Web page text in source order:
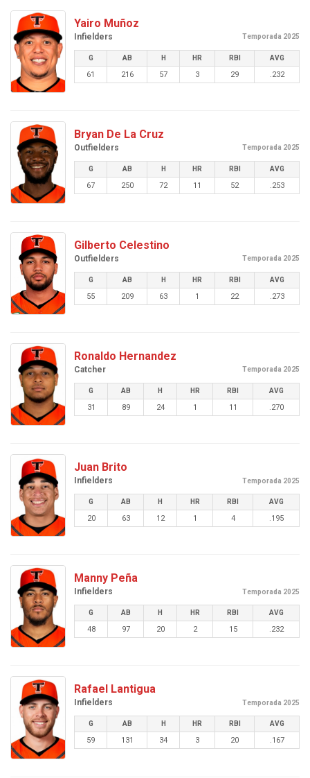
Yairo Muñoz
Infielders Temporada 2025
G AB H HR RBI AVG
61 216 57 3 29 .232
Bryan De La Cruz
Outfielders Temporada 2025
G AB H HR RBI AVG
67 250 72 11 52 .253
Gilberto Celestino
Outfielders Temporada 2025
G AB H HR RBI AVG
55 209 63 1 22 .273
Ronaldo Hernandez
Catcher Temporada 2025
G AB H HR RBI AVG
31 89 24 1 11 .270
Juan Brito
Infielders Temporada 2025
G AB H HR RBI AVG
20 63 12 1 4 .195
Manny Peña
Infielders Temporada 2025
G AB H HR RBI AVG
48 97 20 2 15 .232
Rafael Lantigua
Infielders Temporada 2025
G AB H HR RBI AVG
59 131 34 3 20 .167